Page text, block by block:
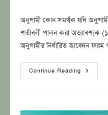
অনুগামী কোন সমর্থক যদি
শর্তাবলী পালন করা অত্যাবশ্যক
অনুগামীর নির্ধারিত আবেদন
Continue Reading অনুগামী